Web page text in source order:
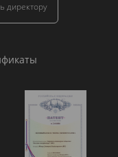
директору